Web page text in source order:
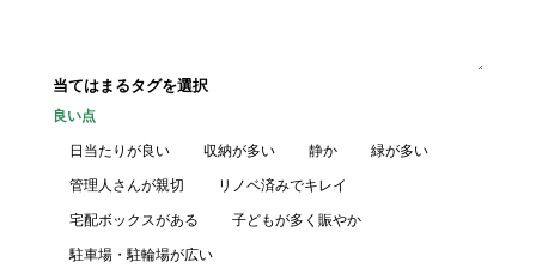
当てはまるタグを選択
良い点
日当たりが良い 収納が多い 静か 緑が多い
管理人さんが親切 リノベ済みでキレイ
宅配ボックスがある 子どもが多く賑やか
駐車場・駐輪場が広い